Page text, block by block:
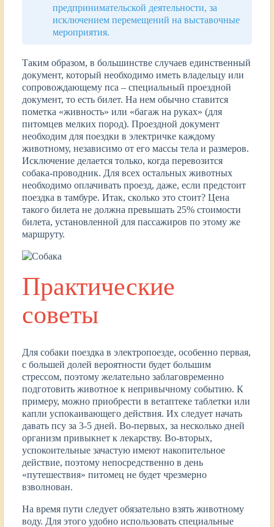
предпринимательской деятельности, за
исключением перемещений на выставочные
мероприятия.
Таким образом, в большинстве случаев единственный
документ, который необходимо иметь владельцу или
сопровождающему пса – специальный проездной
документ, то есть билет. На нем обычно ставится
пометка «живность» или «багаж на руках» (для
питомцев мелких пород). Проездной документ
необходим для поездки в электричке каждому
животному, независимо от его массы тела и размеров.
Исключение делается только, когда перевозится
собака-проводник. Для всех остальных животных
необходимо оплачивать проезд, даже, если предстоит
поездка в тамбуре. Итак, сколько это стоит? Цена
такого билета не должна превышать 25% стоимости
билета, установленной для пассажиров по этому же
маршруту.
Практические
советы
Для собаки поездка в электропоезде, особенно первая,
с большей долей вероятности будет большим
стрессом, поэтому желательно заблаговременно
подготовить животное к непривычному событию. К
примеру, можно приобрести в ветаптеке таблетки или
капли успокаивающего действия. Их следует начать
давать псу за 3-5 дней. Во-первых, за несколько дней
организм привыкнет к лекарству. Во-вторых,
успокоительные зачастую имеют накопительное
действие, поэтому непосредственно в день
«путешествия» питомец не будет чрезмерно
взволнован.
На время пути следует обязательно взять животному
воду. Для этого удобно использовать специальные